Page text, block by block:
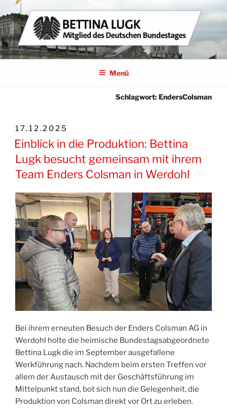
Zum
Inhalt
springen
BETTINA LUGK
MITGLIED DES DEUTSCHEN BUNDESTAGES
Menü
Schlagwort:EndersColsman
VERÖFFENTLICHT
AM
17.12.2025
Einblick in die Produktion: Bettina
Lugk besucht gemeinsam mit ihrem
Team Enders Colsman in Werdohl
Bei ihrem erneuten Besuch der Enders Colsman AG in
Werdohl holte die heimische Bundestagsabgeordnete
Bettina Lugk die im September ausgefallene
Werkführung nach. Nachdem beim ersten Treffen vor
allem der Austausch mit der Geschäftsführung im
Mittelpunkt stand, bot sich nun die Gelegenheit, die
Produktion von Colsman direkt vor Ort zu erleben.